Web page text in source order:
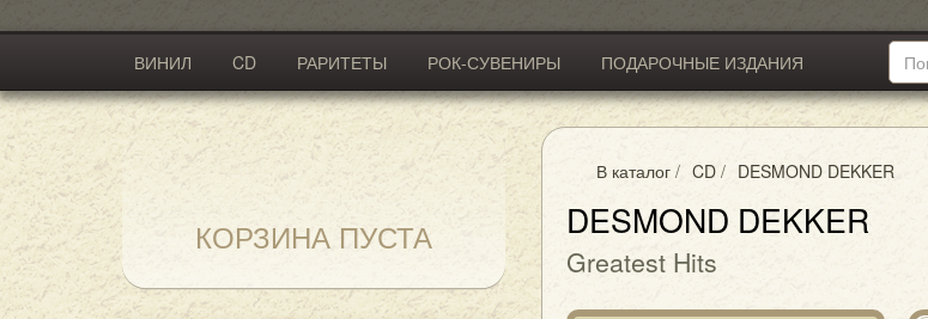
ВИНИЛ CD РАРИТЕТЫ РОК-СУВЕНИРЫ
ПОДАРОЧНЫЕ ИЗДАНИЯ
АКСЕССУАРЫ
КОРЗИНА ПУСТА
В каталог / CD / DESMOND DEKKER
DESMOND DEKKER
Greatest Hits